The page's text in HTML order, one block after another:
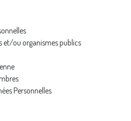
et/ou organismes publics
Personnelles